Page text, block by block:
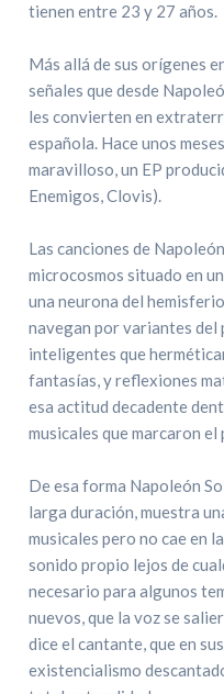
tienen entre 23 y 27 años.
Más allá de sus orígenes
señales que desde
les convierten en
española. Hace unos
maravilloso, un EP
Enemigos, Clovis).
Las canciones de
microcosmos situado en
una neurona del
navegan por variantes
inteligentes que
fantasías, y reflexiones
esa actitud decadente
musicales que marcaron el
De esa forma Napoleón
larga duración, muestra
musicales pero no cae en
sonido propio lejos de
necesario para algunos
nuevos, que la voz se
dice el cantante, que en
existencialismo